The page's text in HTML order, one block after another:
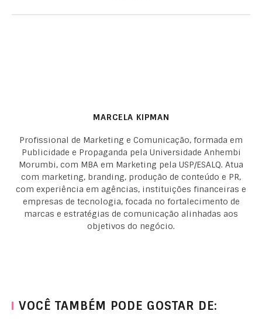
MARCELA KIPMAN
Profissional de Marketing e Comunicação, formada em
Publicidade e Propaganda pela Universidade Anhembi
Morumbi, com MBA em Marketing pela USP/ESALQ. Atua
com marketing, branding, produção de conteúdo e PR,
com experiência em agências, instituições financeiras e
empresas de tecnologia, focada no fortalecimento de
marcas e estratégias de comunicação alinhadas aos
objetivos do negócio.
VOCÊ TAMBÉM PODE GOSTAR DE: